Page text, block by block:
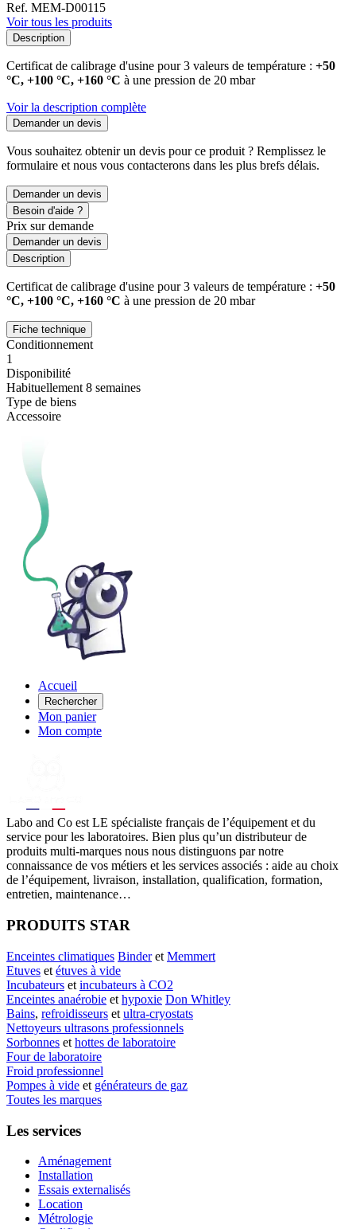
Ref. MEM-D00115
Voir tous les produits
Description
Certificat de calibrage d'usine pour 3 valeurs de température : +50
°C, +100 °C, +160 °C à une pression de 20 mbar
Voir la description complète
Demander un devis
Vous souhaitez obtenir un devis pour ce produit ? Remplissez le
formulaire et nous vous contacterons dans les plus brefs délais.
Demander un devis
Besoin d'aide ?
Prix sur demande
Demander un devis
Description
Certificat de calibrage d'usine pour 3 valeurs de température : +50
°C, +100 °C, +160 °C à une pression de 20 mbar
Fiche technique
Conditionnement
1
Disponibilité
Habituellement 8 semaines
Type de biens
Accessoire
Accueil
Rechercher
Mon panier
Mon compte
Labo and Co est LE spécialiste français de l’équipement et du
service pour les laboratoires. Bien plus qu’un distributeur de
produits multi-marques nous nous distinguons par notre
connaissance de vos métiers et les services associés : aide au choix
de l’équipement, livraison, installation, qualification, formation,
entretien, maintenance…
PRODUITS STAR
Enceintes climatiques Binderet Memmert
Etuves et étuves à vide
Incubateurs et incubateurs à CO2
Enceintes anaérobie et hypoxie Don Whitley
Bains, refroidisseurs et ultra-cryostats
Nettoyeurs ultrasons professionnels
Sorbonnes et hottes de laboratoire
Four de laboratoire
Froid professionnel
Pompes à vide et générateurs de gaz
Toutes les marques
Les services
Aménagement
Installation
Essais externalisés
Location
Métrologie